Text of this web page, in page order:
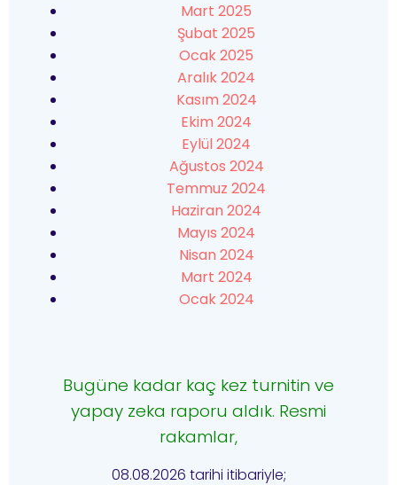
Mart 2025
Şubat 2025
Ocak 2025
Aralık 2024
Kasım 2024
Ekim 2024
Eylül 2024
Ağustos 2024
Temmuz 2024
Haziran 2024
Mayıs 2024
Nisan 2024
Mart 2024
Ocak 2024
Bugüne kadar kaç kez turnitin ve
yapay zeka raporu aldık. Resmi
rakamlar,
08.08.2026 tarihi itibariyle;